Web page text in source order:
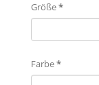
Größe*
Farbe*